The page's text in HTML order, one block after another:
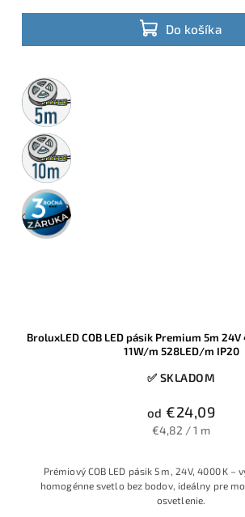
Do košíka
wellness a iné vlhké
5m
rolka
10m
rolka
3 roky
záruka
BroluxLED COB LED pásik Premium 5m
11W/m 528LED/m IP20
✅ SKLADOM
od €24,09
€4,82 / 1 m
Prémiový COB LED pásik 5 m, 24 V, 4000 K –
homogénne svetlo bez bodov, ideálny pre
osvetlenie.